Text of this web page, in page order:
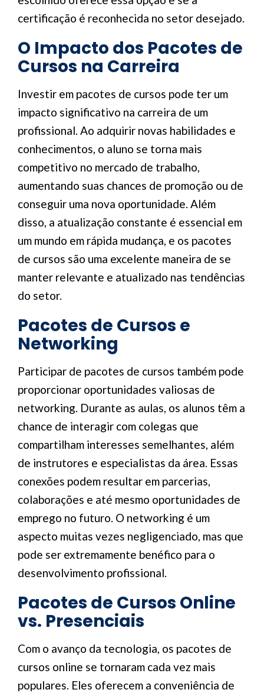
certificação é reconhecida no setor desejado.
O Impacto dos Pacotes de
Cursos na Carreira
Investir em pacotes de cursos pode ter um
impacto significativo na carreira de um
profissional. Ao adquirir novas habilidades e
conhecimentos, o aluno se torna mais
competitivo no mercado de trabalho,
aumentando suas chances de promoção ou de
conseguir uma nova oportunidade. Além
disso, a atualização constante é essencial em
um mundo em rápida mudança, e os pacotes
de cursos são uma excelente maneira de se
manter relevante e atualizado nas tendências
do setor.
Pacotes de Cursos e
Networking
Participar de pacotes de cursos também pode
proporcionar oportunidades valiosas de
networking. Durante as aulas, os alunos têm a
chance de interagir com colegas que
compartilham interesses semelhantes, além
de instrutores e especialistas da área. Essas
conexões podem resultar em parcerias,
colaborações e até mesmo oportunidades de
emprego no futuro. O networking é um
aspecto muitas vezes negligenciado, mas que
pode ser extremamente benéfico para o
desenvolvimento profissional.
Pacotes de Cursos Online
vs. Presenciais
Com o avanço da tecnologia, os pacotes de
cursos online se tornaram cada vez mais
populares. Eles oferecem a conveniência de